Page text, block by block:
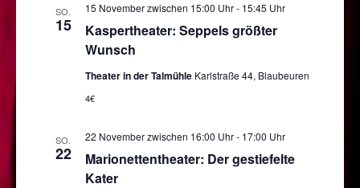
SO.
15
Kaspertheater: Seppels größter
Wunsch
15 November zwischen 15:00 Uhr- 15:45 Uhr
Theater in der Talmühle Karlstraße 44, Blaubeuren
4€
SO.
22
Marionettentheater: Der gestiefelte
Kater
22 November zwischen 16:00 Uhr- 17:00 Uhr